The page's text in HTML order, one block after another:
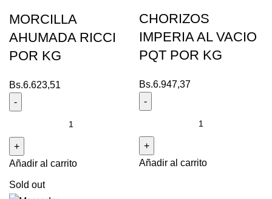
MORCILLA
AHUMADA RICCI
POR KG
Bs.6.623,51
Añadir al carrito
CHORIZOS
IMPERIA AL VACIO
PQT POR KG
Bs.6.947,37
Añadir al carrito
Sold out